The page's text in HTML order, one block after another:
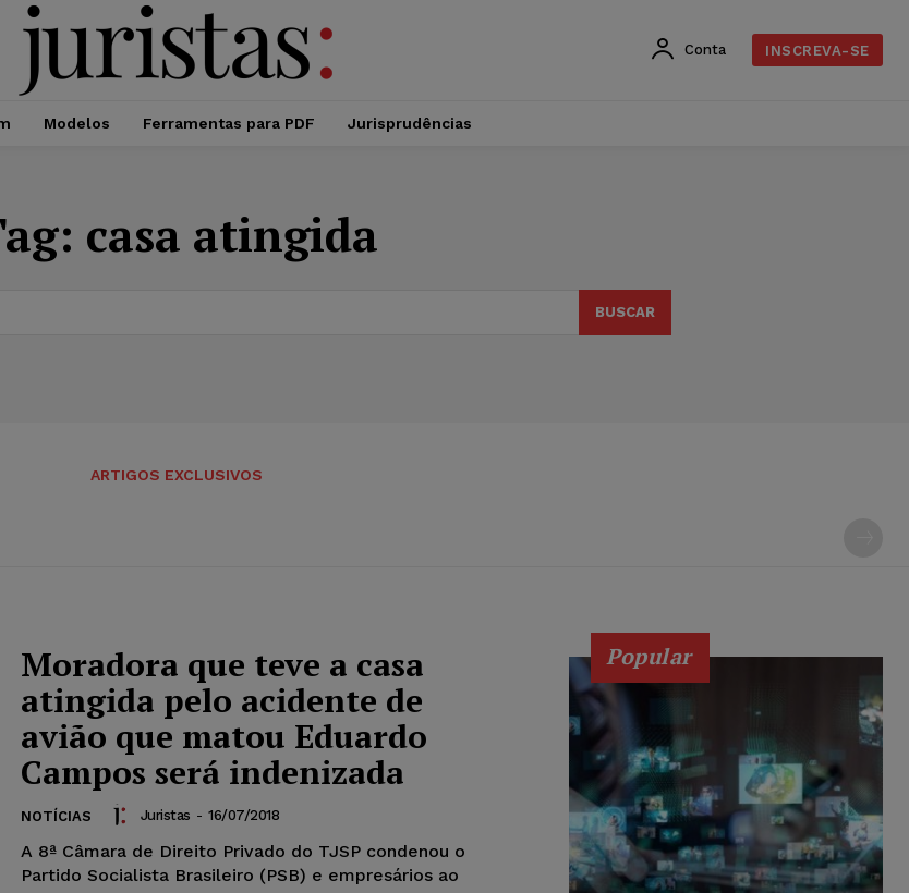
Conta INSCREVA-SE
Modelos Ferramentas para PDF Jurisprudências
casa atingida
BUSCAR
ARTIGOS EXCLUSIVOS
Moradora que teve a casa
atingida pelo acidente de
avião que matou Eduardo
Campos será indenizada
NOTÍCIAS Juristas - 16/07/2018
A 8ª Câmara de Direito Privado do TJSP condenou o
Partido Socialista Brasileiro (PSB) e empresários ao
Popular